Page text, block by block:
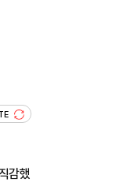
감했